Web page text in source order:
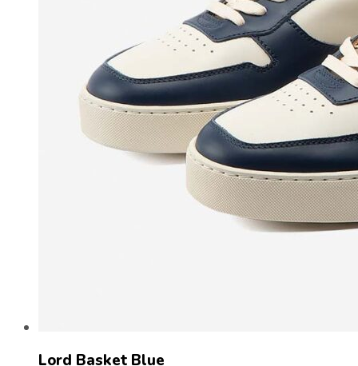
Lord Basket Blue